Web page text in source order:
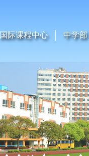
国际课程中心 中学部